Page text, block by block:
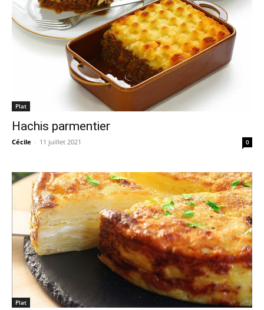
Plat
Hachis parmentier
Cécile - 11 juillet 2021 0
Plat